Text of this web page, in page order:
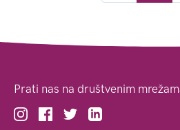
Prati nas na društvenim